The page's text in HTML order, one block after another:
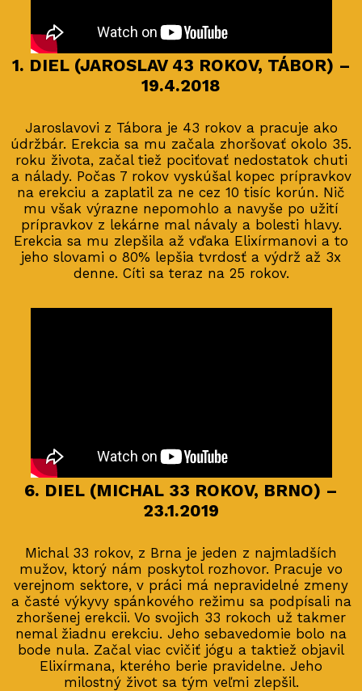
1. DIEL (JAROSLAV 43 ROKOV, TÁBOR) –
19.4.2018
Jaroslavovi z Tábora je 43 rokov a pracuje ako
údržbár. Erekcia sa mu začala zhoršovať okolo 35.
roku života, začal tiež pociťovať nedostatok chuti
a nálady. Počas 7 rokov vyskúšal kopec prípravkov
na erekciu a zaplatil za ne cez 10 tisíc korún. Nič
mu však výrazne nepomohlo a navyše po užití
prípravkov z lekárne mal návaly a bolesti hlavy.
Erekcia sa mu zlepšila až vďaka Elixírmanovi a to
jeho slovami o 80% lepšia tvrdosť a výdrž až 3x
denne. Cíti sa teraz na 25 rokov.
6. DIEL (MICHAL 33 ROKOV, BRNO) –
23.1.2019
Michal 33 rokov, z Brna je jeden z najmladších
mužov, ktorý nám poskytol rozhovor. Pracuje vo
verejnom sektore, v práci má nepravidelné zmeny
a časté výkyvy spánkového režimu sa podpísali na
zhoršenej erekcii. Vo svojich 33 rokoch už takmer
nemal žiadnu erekciu. Jeho sebavedomie bolo na
bode nula. Začal viac cvičiť jógu a taktiež objavil
Elixírmana, kterého berie pravidelne. Jeho
milostný život sa tým veľmi zlepšil.